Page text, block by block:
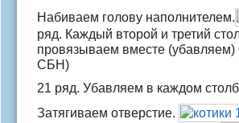
Набиваем голову наполнителем.
ряд. Каждый второй и третий
провязываем вместе (убавляем)
СБН)
21 ряд. Убавляем в каждом
Затягиваем отверстие.